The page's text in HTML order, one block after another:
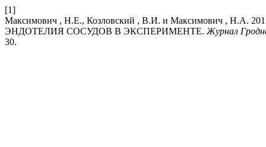
[1]
Максимович , Н.Е., Козловский , В.И. и Максимович ,
ЭНДОТЕЛИЯ СОСУДОВ В ЭКСПЕРИМЕНТЕ. Журнал
30.